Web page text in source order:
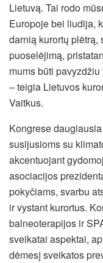
Lietuvą. Tai rodo
Europoje bei liudija,
darnią kurortų
puoselėjimą,
mums būti
– teigia Lietuvos
Vaitkus.
Kongrese
susijusioms su
akcentuojant
asociacijos
pokyčiams, svarbu
ir vystant kurortus.
balneoterapijos ir
sveikatai aspektai,
dėmesį sveikatos